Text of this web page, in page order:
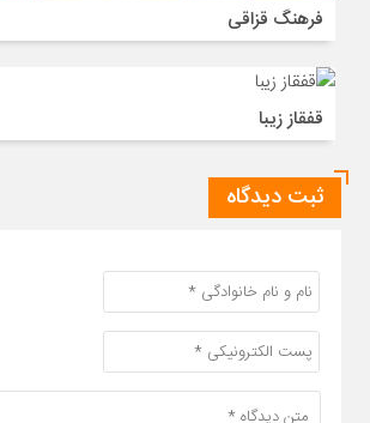
فرهنگ قزاقی
قفقاز زیبا
ثبت دیدگاه